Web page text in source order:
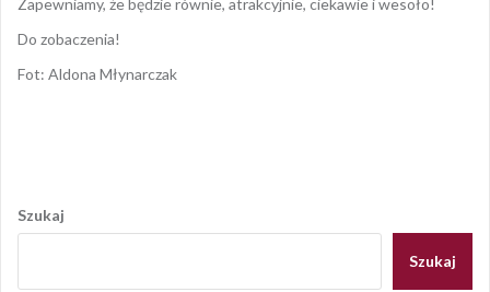
Do zobaczenia!
Fot: Aldona Młynarczak
wpisu
Szukaj
Szukaj